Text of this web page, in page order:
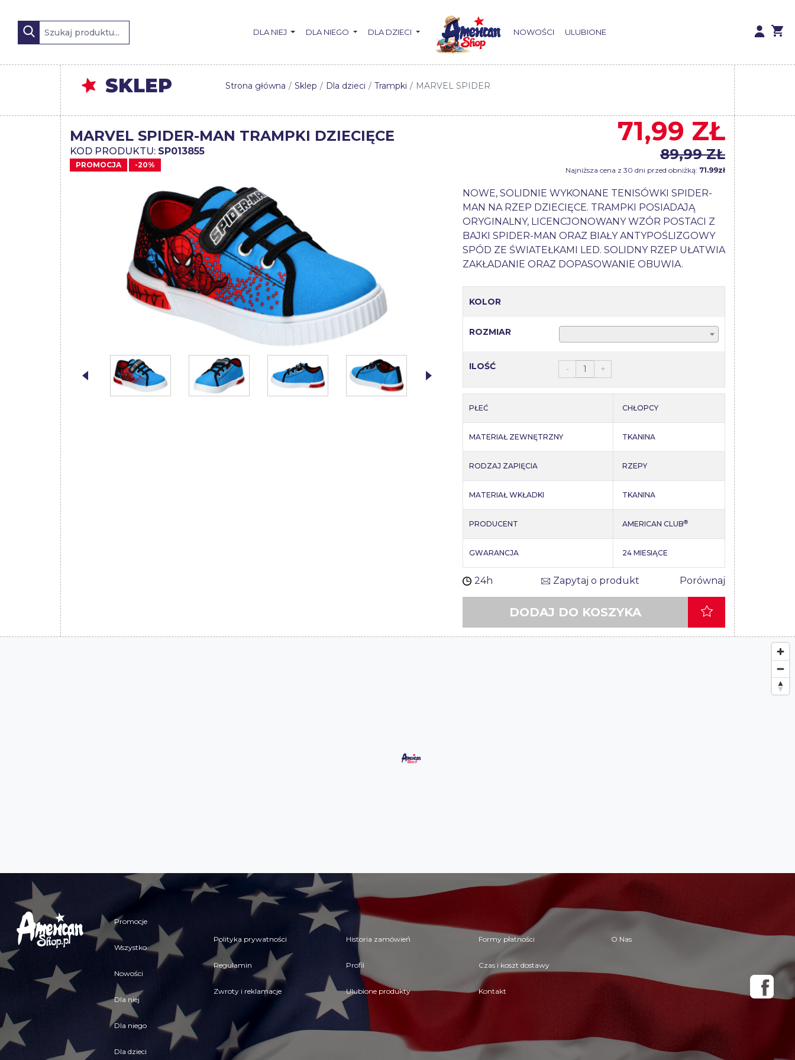
DLA NIEJ DLA NIEGO DLA DZIECI NOWOŚCI ULUBIONE
SKLEP Strona główna Sklep Dla dzieci Trampki MARVEL SPIDER
MARVEL SPIDER-MAN TRAMPKI DZIECIĘCE
KOD PRODUKTU: SP013855
PROMOCJA -20%
71,99 ZŁ
89,99 ZŁ
Najniższa cena z 30 dni przed obniżką: 71.99zł
NOWE, SOLIDNIE WYKONANE TENISÓWKI SPIDER-
MAN NA RZEP DZIECIĘCE. TRAMPKI POSIADAJĄ
ORYGINALNY, LICENCJONOWANY WZÓR POSTACI Z
BAJKI SPIDER-MAN ORAZ BIAŁY ANTYPOŚLIZGOWY
SPÓD ZE ŚWIATEŁKAMI LED. SOLIDNY RZEP UŁATWIA
ZAKŁADANIE ORAZ DOPASOWANIE OBUWIA.
KOLOR
ROZMIAR
ILOŚĆ - +
PŁEĆ CHŁOPCY
MATERIAŁ ZEWNĘTRZNY TKANINA
RODZAJ ZAPIĘCIA RZEPY
MATERIAŁ WKŁADKI TKANINA
PRODUCENT AMERICAN CLUB®
GWARANCJA 24 MIESIĄCE
24h Zapytaj o produkt Porównaj
DODAJ DO KOSZYKA
Promocje
Wszystko
Nowości
Dla niej
Dla niego
Dla dzieci
Polityka prywatności
Regulamin
Zwroty i reklamacje
Historia zamówień
Profil
Ulubione produkty
Formy płatności
Czas i koszt dostawy
Kontakt
O Nas